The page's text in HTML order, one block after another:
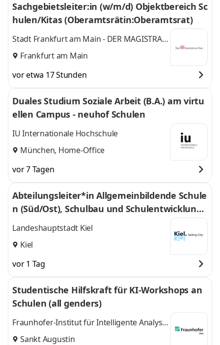
Sachgebietsleiter:in (w/m/d) Objektbereich Sc
hulen/Kitas (Oberamtsrätin:Oberamtsrat)
Stadt Frankfurt am Main - DER MAGISTRAT
– Frankfurt am Main
vor etwa 17 Stunden
Duales Studium Soziale Arbeit (B.A.) am virtu
ellen Campus - neuhof Schulen
IU Internationale Hochschule
München, Home-Office
vor 7 Tagen
Abteilungsleiter*in Allgemeinbildende Schule
n (Süd/Ost), Schulbau und Schulentwicklungs
planung
Landeshauptstadt Kiel
Kiel
vor 1 Tag
Studentische Hilfskraft für KI-Workshops an
Schulen (all genders)
Fraunhofer-Institut für Intelligente Analyse-
und Informationssysteme IAIS
Sankt Augustin